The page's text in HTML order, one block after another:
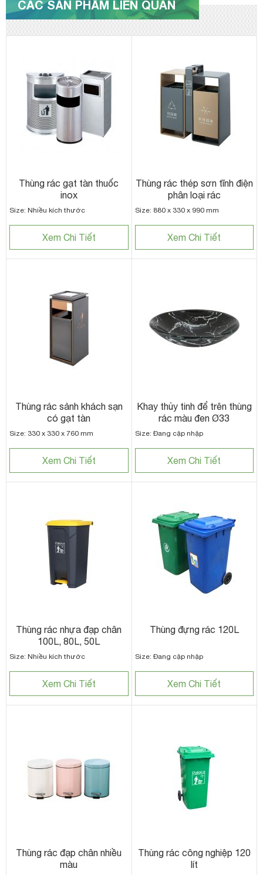
CÁC SẢN PHẨM LIÊN QUAN
Thùng rác gạt tàn thuốc
inox
Size: Nhiều kích thước
Xem Chi Tiết
Thùng rác thép sơn tĩnh điện
phân loại rác
Size: 880 x 330 x 990 mm
Xem Chi Tiết
Thùng rác sảnh khách sạn
có gạt tàn
Size: 330 x 330 x 760 mm
Xem Chi Tiết
Khay thủy tinh để trên thùng
rác màu đen Ø33
Size: Đang cập nhập
Xem Chi Tiết
Thùng rác nhựa đạp chân
100L, 80L, 50L
Size: Nhiều kích thước
Xem Chi Tiết
Thùng đựng rác 120L
Size: Đang cập nhập
Xem Chi Tiết
Thùng rác đạp chân nhiều
màu
Thùng rác công nghiệp 120
lít